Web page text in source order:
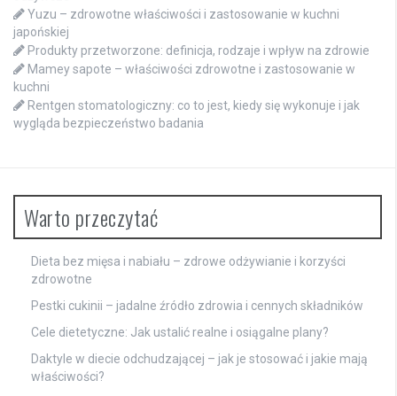
Yuzu – zdrowotne właściwości i zastosowanie w kuchni
japońskiej
Produkty przetworzone: definicja, rodzaje i wpływ na zdrowie
Mamey sapote – właściwości zdrowotne i zastosowanie w
kuchni
Rentgen stomatologiczny: co to jest, kiedy się wykonuje i jak
wygląda bezpieczeństwo badania
Warto przeczytać
Dieta bez mięsa i nabiału – zdrowe odżywianie i korzyści
zdrowotne
Pestki cukinii – jadalne źródło zdrowia i cennych składników
Cele dietetyczne: Jak ustalić realne i osiągalne plany?
Daktyle w diecie odchudzającej – jak je stosować i jakie mają
właściwości?